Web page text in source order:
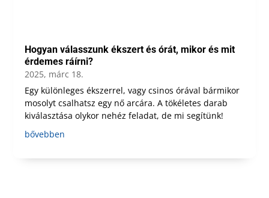
Hogyan válasszunk ékszert és órát, mikor és mit
érdemes ráírni?
2025, márc 18.
Egy különleges ékszerrel, vagy csinos órával bármikor
mosolyt csalhatsz egy nő arcára. A tökéletes darab
kiválasztása olykor nehéz feladat, de mi segítünk!
bővebben